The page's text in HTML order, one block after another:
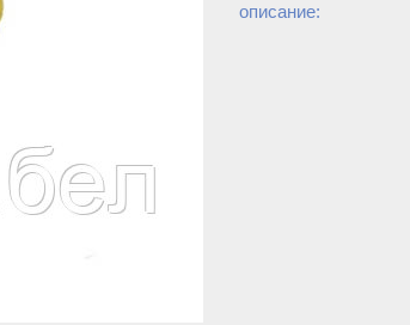
описание: